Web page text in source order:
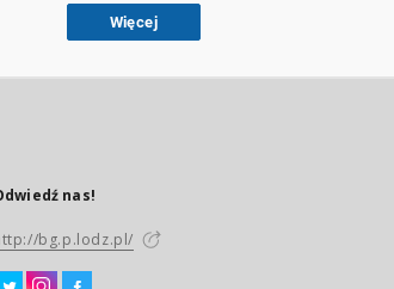
Więcej
nas!
bg.p.lodz.pl/